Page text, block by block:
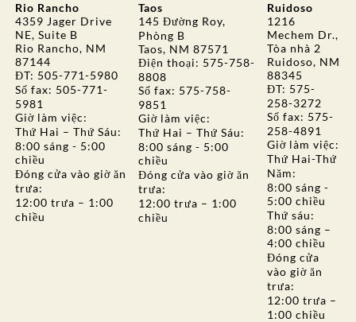
Rio Rancho
4359 Jager Drive
NE, Suite B
Rio Rancho, NM
87144
ĐT: 505-771-5980
Số fax: 505-771-
5981
Giờ làm việc:
Thứ Hai – Thứ Sáu:
8:00 sáng - 5:00
chiều
Đóng cửa vào giờ ăn
trưa:
12:00 trưa – 1:00
chiều
Taos
145 Đường Roy,
Phòng B
Taos, NM 87571
Điện thoại: 575-758-
8808
Số fax: 575-758-
9851
Giờ làm việc:
Thứ Hai – Thứ Sáu:
8:00 sáng - 5:00
chiều
Đóng cửa vào giờ ăn
trưa:
12:00 trưa – 1:00
chiều
Ruidoso
1216
Mechem Dr.,
Tòa nhà 2
Ruidoso, NM
88345
ĐT: 575-
258-3272
Số fax: 575-
258-4891
Giờ làm việc:
Thứ Hai-Thứ
Năm:
8:00 sáng -
5:00 chiều
Thứ sáu:
8:00 sáng –
4:00 chiều
Đóng cửa
vào giờ ăn
trưa:
12:00 trưa –
1:00 chiều